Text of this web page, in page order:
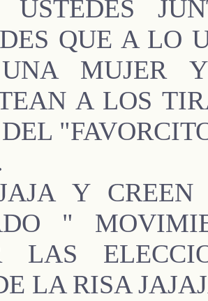
USTEDES
QUE A LO
MUJER
A LOS
Y
"
LAS
LA RISA